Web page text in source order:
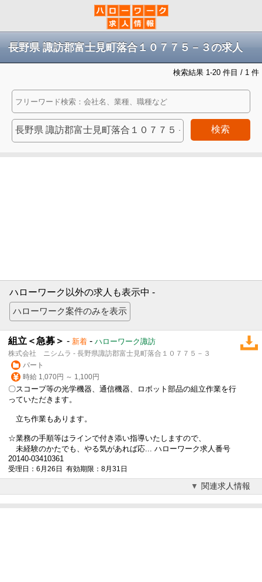
長野県 諏訪郡富士見町落合１０７７５－３の求人
検索結果 1-20 件目 / 1 件
検索
ハローワーク以外の求人も表示中 -
組立＜急募＞ - 新着 - ハローワーク諏訪
株式会社 ニシムラ - 長野県諏訪郡富士見町落合１０７７５－３
パート
時給 1,070円 ～ 1,100円
〇スコープ等の光学機器、通信機器、ロボット部品の組立作業を行
っていただきます。
立ち作業もあります。
☆業務の手順等はラインで付き添い指導いたしますので、
未経験のかたでも、やる気があれば応... ハローワーク求人番号
20140-03410361
受理日：6月26日 有効期限：8月31日
関連求人情報